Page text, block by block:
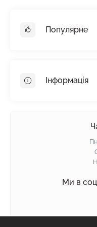
Популярне
Пінопласт
Інформація
Гарантія та
Політика
Ми в